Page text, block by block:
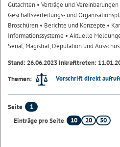
Gutachten • Verträge und Vereinbarungen
Geschäftsverteilungs- und
Broschüren • Berichte und Konzepte •
Informationssysteme • Aktuelle
Senat, Magistrat, Deputation und
Stand: 26.06.2023 Inkrafttreten:
Themen:
Vorschrift direkt
Seite
1
Einträge pro Seite
10 20 50